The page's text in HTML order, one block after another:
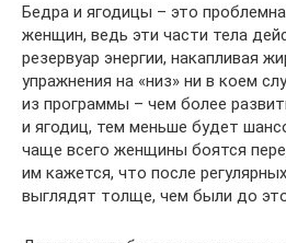
Бедра и ягодицы – это
женщин, ведь эти части тела
резервуар энергии, накапливая
упражнения на «низ» ни в коем
из программы – чем более
и ягодиц, тем меньше будет
чаще всего женщины боятся
им кажется, что после
выглядят толще, чем были до